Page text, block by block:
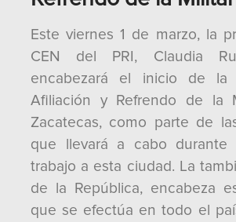
Este viernes 1 de marzo, la
CEN del PRI, Claudia
encabezará el inicio de la
Afiliación y Refrendo de la
Zacatecas, como parte de
que llevará a cabo
trabajo a esta ciudad. La
de la República, encabeza
que se efectúa en todo el